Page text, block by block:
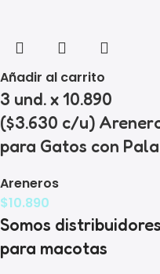
Añadir al carrito
3 und. x 10.890
($3.630 c/u)
para Gatos con Pala
Areneros
$10.890
Somos
para macotas